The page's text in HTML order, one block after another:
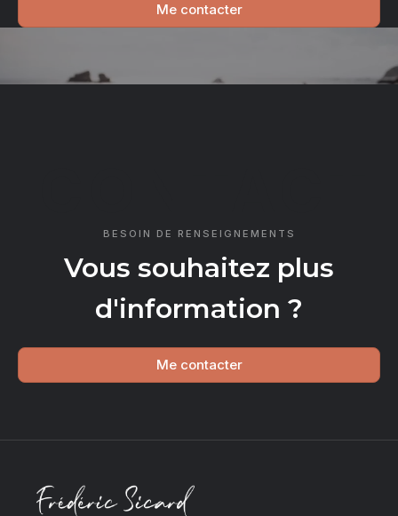
Me contacter
BESOIN DE RENSEIGNEMENTS
Vous souhaitez plus
d'information ?
Me contacter